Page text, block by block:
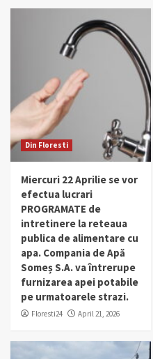
Din Floresti
Miercuri 22 Aprilie se vor
efectua lucrari
PROGRAMATE de
intretinere la reteaua
publica de alimentare cu
apa. Compania de Apă
Someș S.A. va întrerupe
furnizarea apei potabile
pe urmatoarele strazi.
Floresti24 April 21, 2026